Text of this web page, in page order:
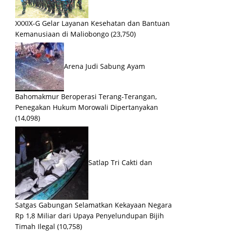
XXXIX-G Gelar Layanan Kesehatan dan Bantuan
Kemanusiaan di Maliobongo (23,750)
Arena Judi Sabung Ayam
Bahomakmur Beroperasi Terang-Terangan,
Penegakan Hukum Morowali Dipertanyakan
(14,098)
Satlap Tri Cakti dan
Satgas Gabungan Selamatkan Kekayaan Negara
Rp 1,8 Miliar dari Upaya Penyelundupan Bijih
Timah Ilegal (10,758)